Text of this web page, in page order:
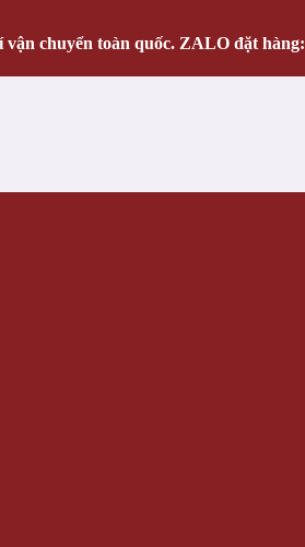
chuyển toàn quốc. ZALO đặt hàng: